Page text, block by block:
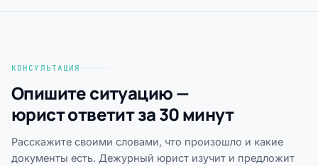
КОНСУЛЬТАЦИЯ
Опишите ситуацию —
юрист ответит за 30 минут
Расскажите своими словами, что произошло и какие
документы есть. Дежурный юрист изучит и предложит